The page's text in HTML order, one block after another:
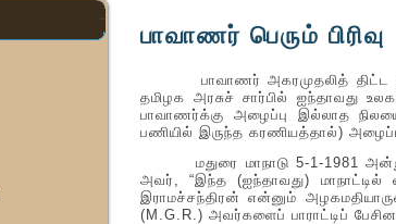
பாவாணர் பெரும் பிரிவு
பாவாணர் அகரமுதலித் திட்ட
தமிழக அரசுச் சார்பில் ஐந்தாவது
பாவாணர்க்கு அழைப்பு இல்லாத
பணியில் இருந்த கரணியத்தால்)
மதுரை மாநாடு 5-1-1981 அன்று
அவர், “இந்த (ஐந்தாவது) மாநாட்டில்
இராமச்சந்திரன் என்னும்
(M.G.R.) அவர்களைப் பாராட்டிப்